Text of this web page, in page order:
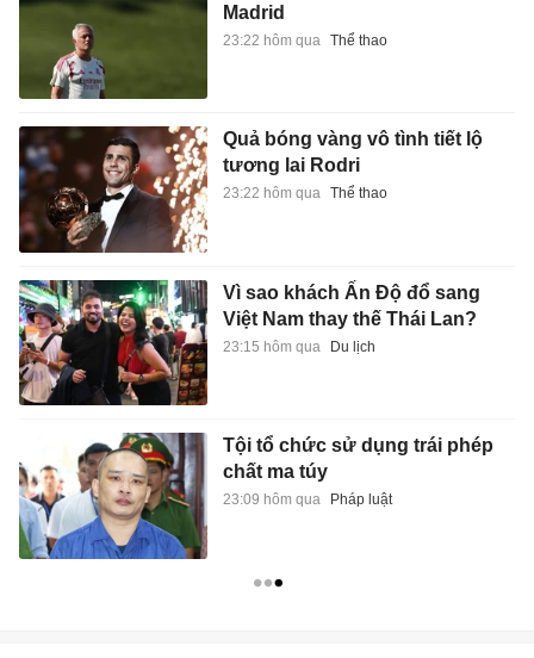
Madrid
23:22 hôm qua Thể thao
Quả bóng vàng vô tình tiết lộ
tương lai Rodri
23:22 hôm qua Thể thao
Vì sao khách Ấn Độ đổ sang
Việt Nam thay thế Thái Lan?
23:15 hôm qua Du lịch
Tội tổ chức sử dụng trái phép
chất ma túy
23:09 hôm qua Pháp luật